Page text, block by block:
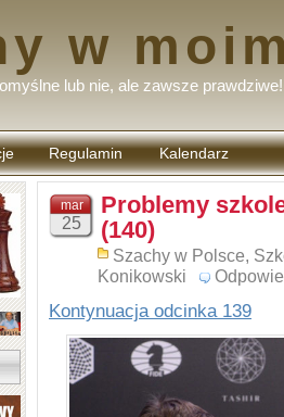
w
lub nie, ale zawsze prawdziwe!
Regulamin
komentarzy
Kalendarz
mar
25
Problemy
(140)
Szachy w Polsce,
Konikowski
Kontynuacja odcinka 139